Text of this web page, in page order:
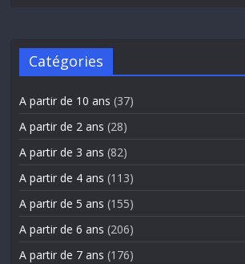
Catégories
A partir de 10 ans (37)
A partir de 2 ans (28)
A partir de 3 ans (82)
A partir de 4 ans (113)
A partir de 5 ans (155)
A partir de 6 ans (206)
A partir de 7 ans (176)